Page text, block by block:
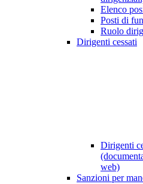
Elenco
Posti di
Ruolo
Dirigenti cessati
Dirigenti
web)
Sanzioni per